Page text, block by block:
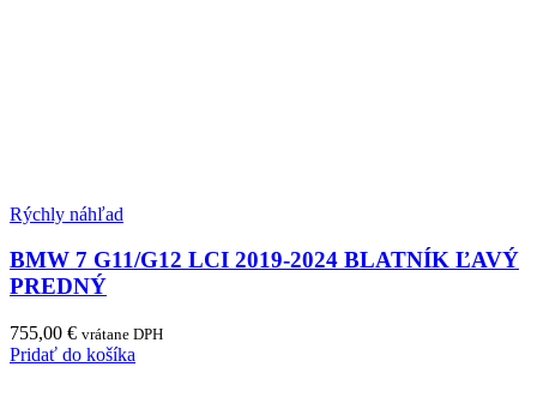
Rýchly náhľad
BMW 7 G11/G12 LCI 2019-2024 BLATNÍK ĽAVÝ
PREDNÝ
755,00 € vrátane DPH
Pridať do košíka